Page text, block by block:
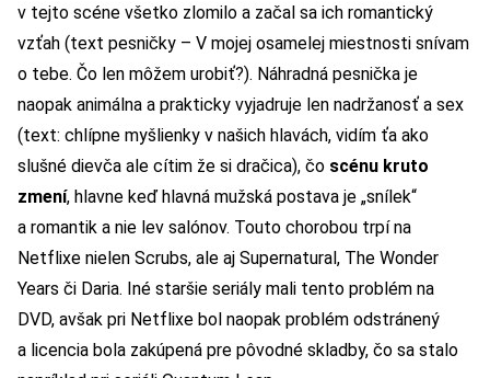
v tejto scéne všetko zlomilo a začal sa ich romantický
vzťah (text pesničky – V mojej osamelej miestnosti snívam
o tebe. Čo len môžem urobiť?). Náhradná pesnička je
naopak animálna a prakticky vyjadruje len nadržanosť a sex
(text: chlípne myšlienky v našich hlavách, vidím ťa ako
slušné dievča ale cítim že si dračica), čo scénu kruto
zmení, hlavne keď hlavná mužská postava je „snílek“
a romantik a nie lev salónov. Touto chorobou trpí na
Netflixe nielen Scrubs, ale aj Supernatural, The Wonder
Years či Daria. Iné staršie seriály mali tento problém na
DVD, avšak pri Netflixe bol naopak problém odstránený
a licencia bola zakúpená pre pôvodné skladby, čo sa stalo